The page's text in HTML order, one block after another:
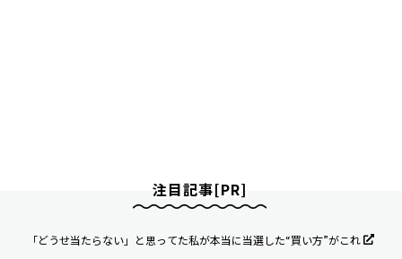
注目記事[PR]
「どうせ当たらない」と思ってた私が本当に当選した“買い方”がこれ